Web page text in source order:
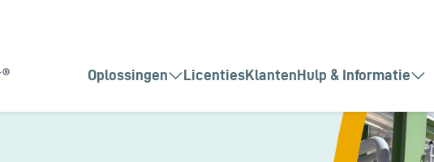
Oplossingen LicentiesKlantenHulp & Informatie